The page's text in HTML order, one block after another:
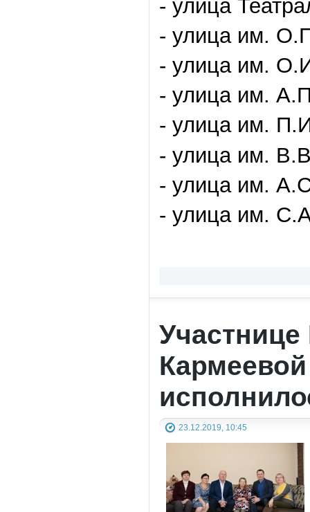
- улица
- улица им.
- улица им.
- улица им.
- улица им.
- улица им.
- улица им.
- улица им.
23.12.2019, 10:45